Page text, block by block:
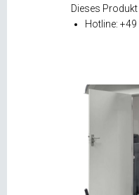
Dieses
Hotline: